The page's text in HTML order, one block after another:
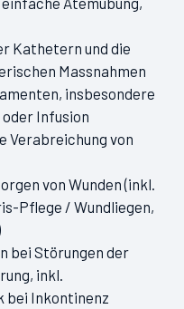
Kathetern und die
Massnahmen
insbesondere
Infusion
Verabreichung von
von Wunden (inkl.
Pflege / Wundliegen,
bei Störungen der
inkl.
bei Inkontinenz